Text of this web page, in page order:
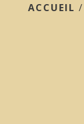
ACCUEIL /